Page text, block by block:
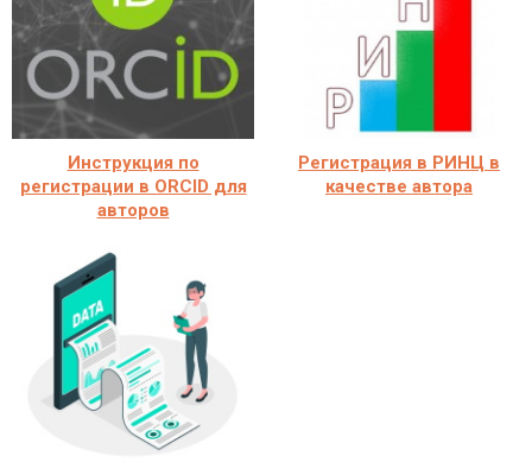
Инструкция по
регистрации в ORCID для
авторов
Регистрация в РИНЦ в
качестве автора